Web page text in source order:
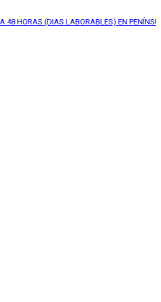
(DIAS LABORABLES) EN PENÍNSULA*